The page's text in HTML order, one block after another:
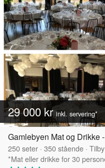
29 000 krinkl. servering*
250seter · 350stående ·
*Mat eller drikke for 30